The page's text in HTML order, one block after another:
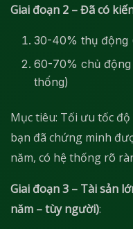
Giai đoạn 2 – Đã có
30-40% thụ động
60-70% chủ
thống)
Mục tiêu: Tối ưu tốc
bạn đã chứng minh
năm, có hệ thống rõ
Giai đoạn 3 – Tài sản
năm – tùy người):